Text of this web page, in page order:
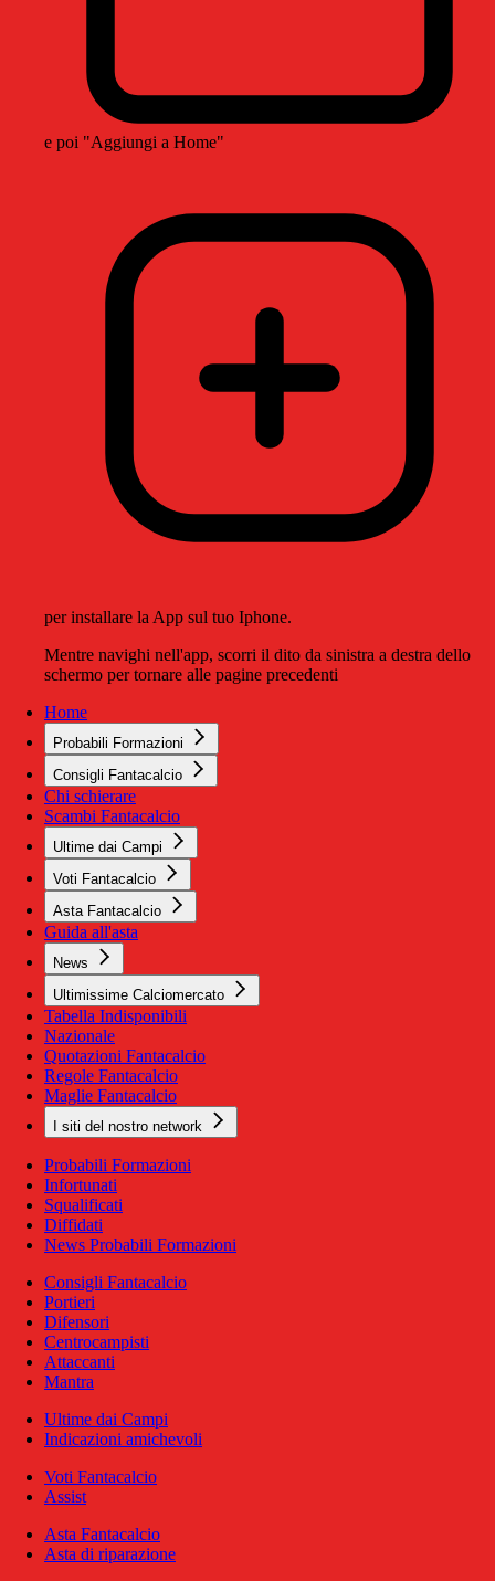
e poi "Aggiungi a Home"
per installare la App sul tuo Iphone.
Mentre navighi nell'app, scorri il dito da sinistra a destra dello
schermo per tornare alle pagine precedenti
Home
Probabili Formazioni
Consigli Fantacalcio
Chi schierare
Scambi Fantacalcio
Ultime dai Campi
Voti Fantacalcio
Asta Fantacalcio
Guida all'asta
News
Ultimissime Calciomercato
Tabella Indisponibili
Nazionale
Quotazioni Fantacalcio
Regole Fantacalcio
Maglie Fantacalcio
I siti del nostro network
Probabili Formazioni
Infortunati
Squalificati
Diffidati
News Probabili Formazioni
Consigli Fantacalcio
Portieri
Difensori
Centrocampisti
Attaccanti
Mantra
Ultime dai Campi
Indicazioni amichevoli
Voti Fantacalcio
Assist
Asta Fantacalcio
Asta di riparazione